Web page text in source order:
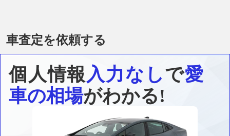
車査定を依頼する
個人情報 入力なしで愛
車の相場がわかる!